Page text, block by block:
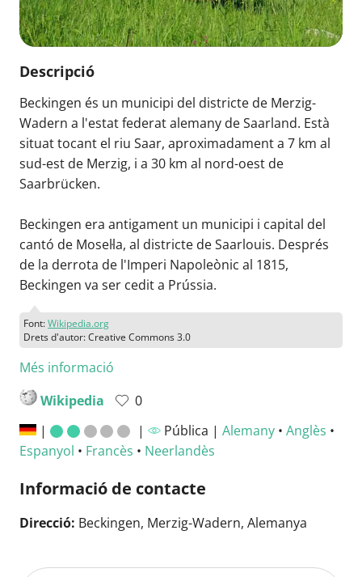
Descripció
Beckingen és un municipi del districte de Merzig-
Wadern a l'estat federat alemany de Saarland. Està
situat tocant el riu Saar, aproximadament a 7 km al
sud-est de Merzig, i a 30 km al nord-oest de
Saarbrücken.
Beckingen era antigament un municipi i capital del
cantó de Mosel·la, al districte de Saarlouis. Després
de la derrota de l'Imperi Napoleònic al 1815,
Beckingen va ser cedit a Prússia.
Font:Wikipedia.org
Drets d'autor: Creative Commons 3.0
Més informació
Wikipedia
0
|
| Pública | Alemany• Anglès •
Espanyol • Francès • Neerlandès
Informació de contacte
Direcció: Beckingen, Merzig-Wadern, Alemanya